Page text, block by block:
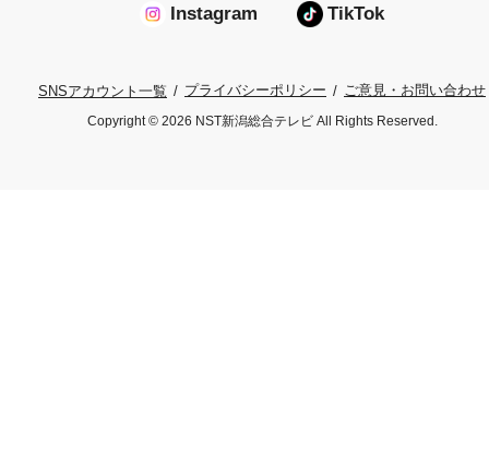
Instagram TikTok
SNSアカウント一覧 プライバシーポリシー ご意見・お問い合わせ
Copyright © 2026 NST新潟総合テレビ All Rights Reserved.